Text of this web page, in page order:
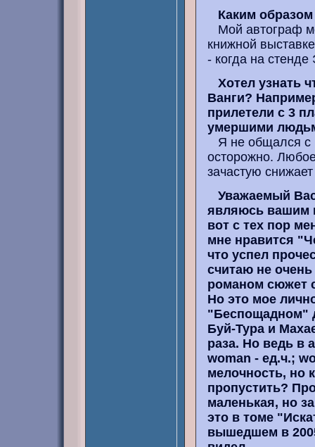
Каким
Мой автограф
книжной
- когда на
Хотел узнать
Ванги?
прилетели с 3
умершими
Я не общался с
осторожно.
зачастую
Уважаемый
являюсь вашим
вот с тех пор
мне нравится
что успел
считаю не
романом сюжет
Но это мое
"Беспощадном"
Буй-Тура и
раза. Но ведь в
woman - ед.ч.;
мелочность, но
пропустить?
маленькая, но
это в томе
вышедшем в